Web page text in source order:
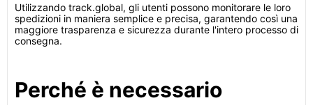
Utilizzando track.global, gli utenti possono monitorare le loro
spedizioni in maniera semplice e precisa, garantendo così una
maggiore trasparenza e sicurezza durante l'intero processo di
consegna.
Perché è necessario